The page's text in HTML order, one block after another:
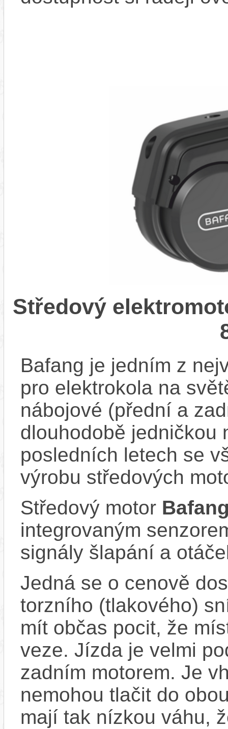
Středový
Bafang je jedním z
pro elektrokola na
nábojové (přední a
dlouhodobě jedničkou
posledních letech se
výrobu středových
Středový motor
integrovaným
signály šlapání a
Jedná se o cenově
torzního (tlakového)
mít občas pocit, že
veze. Jízda je velmi
zadním motorem. Je
nemohou tlačit do
mají tak nízkou váhu,